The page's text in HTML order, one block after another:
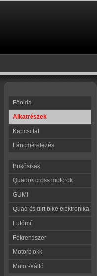
Főoldal
Alkatrészek
Kapcsolat
Láncméretezés
Bukósisak
Quadok cross motorok
GUMI
Quad és dirt bike elektronika
Futómű
Fékrendszer
Motorblokk
Motor-Váltó